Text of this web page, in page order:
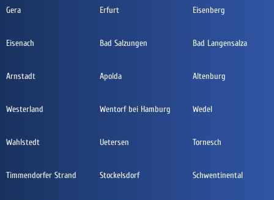
Gera Erfurt Eisenberg
Eisenach Bad Salzungen Bad Langensalza
Arnstadt Apolda Altenburg
Westerland Wentorf bei Hamburg Wedel
Wahlstedt Uetersen Tornesch
Timmendorfer Strand Stockelsdorf Schwentinental